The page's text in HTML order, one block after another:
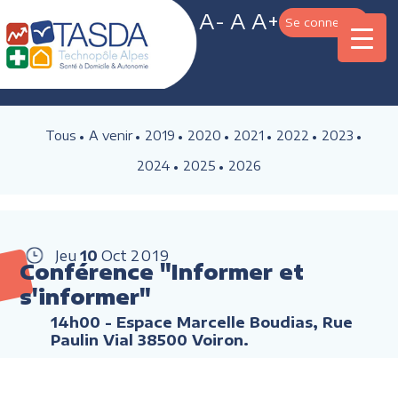
A- A A+ Se connecter
Tous A venir 2019 2020 2021 2022
2023
2024
2025 2026
Jeu 10 Oct 2019
Conférence "Informer et
s'informer"
14h00 - Espace Marcelle Boudias, Rue
Paulin Vial 38500 Voiron.